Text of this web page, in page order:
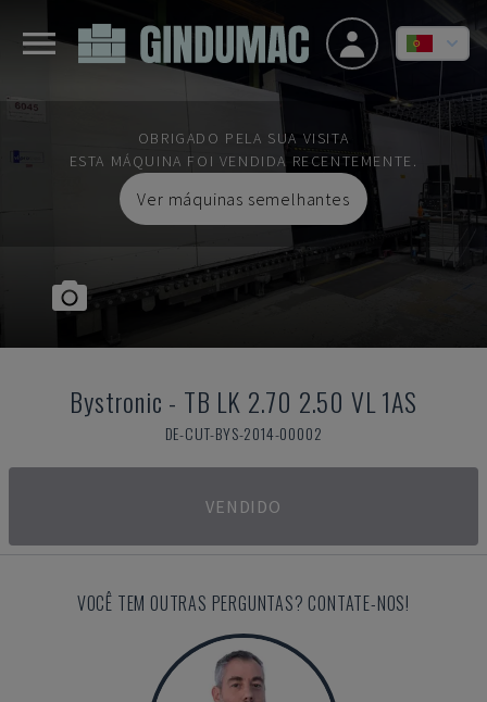
OBRIGADO PELA SUA VISITA
ESTA MÁQUINA FOI VENDIDA RECENTEMENTE.
Ver máquinas semelhantes
Bystronic - TB LK 2.70 2.50 VL 1AS
DE-CUT-BYS-2014-00002
VENDIDO
VOCÊ TEM OUTRAS PERGUNTAS? CONTATE-NOS!